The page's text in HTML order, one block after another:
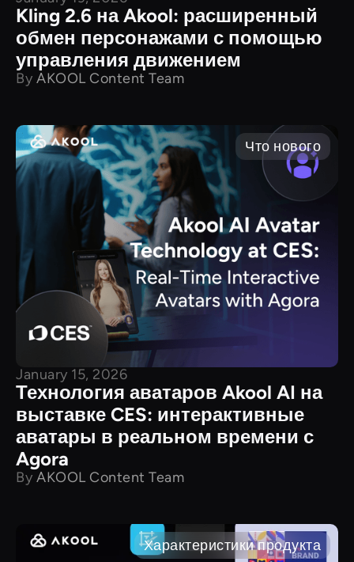
Kling 2.6 на Akool: расширенный
обмен персонажами с помощью
управления движением
By AKOOL Content Team
Что нового
January 15, 2026
Технология аватаров Akool AI на
выставке CES: интерактивные
аватары в реальном времени с
Agora
By AKOOL Content Team
Характеристики продукта